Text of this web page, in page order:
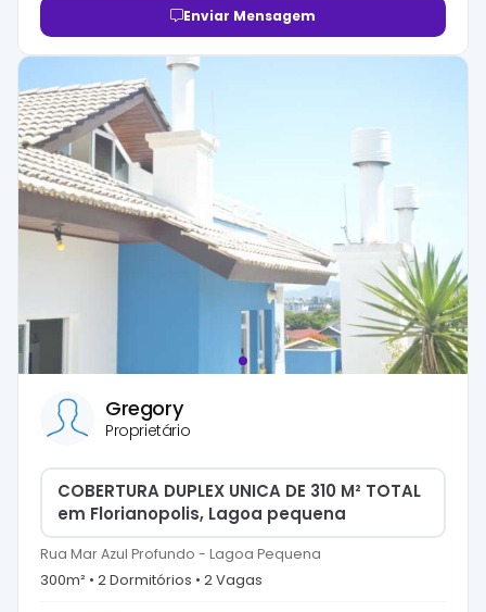
Enviar Mensagem
Gregory
Proprietário
COBERTURA DUPLEX UNICA DE 310 M² TOTAL
em Florianopolis, Lagoa pequena
Rua Mar Azul Profundo - Lagoa Pequena
300m² • 2Dormitórios • 2Vagas